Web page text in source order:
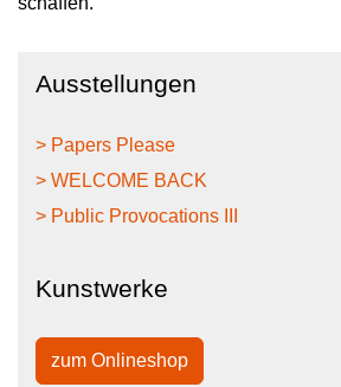
Ausstellungen
> Papers Please
> WELCOME BACK
> Public Provocations III
Kunstwerke
zum Onlineshop